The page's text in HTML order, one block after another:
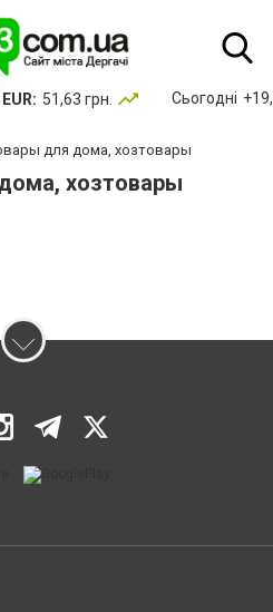
EUR: 51,63 грн. Сьогодні
для дома, хозтовары
хозтовары